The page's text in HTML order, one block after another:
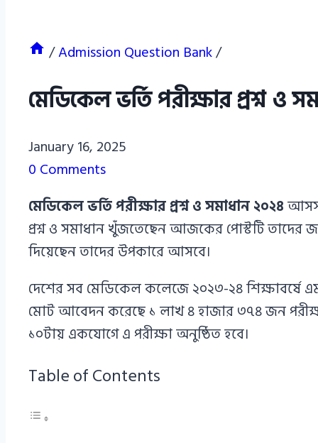
/Admission Question Bank/
মেডিকেল ভর্তি পরীক্ষার প্রশ্ন
Azizul
Haque
Azizul
Haque
January 16, 2025
0 Comments
মেডিকেল ভর্তি পরীক্ষার প্রশ্ন ও সমাধান২০২৪
প্রশ্ন ও সমাধান খুঁজতেছেন আজকের পোস্টটি তাদের
দিয়েছেন তাদের উপকারে আসবে।
দেশের সব মেডিকেল কলেজে ২০২৩-২৪ শিক্ষাবর্ষে
মোট আবেদন করেছে ১ লাখ ৪ হাজার ৩৭৪ জন
১০টায় একযোগে এ পরীক্ষা অনুষ্ঠিত হবে।
Table of Contents